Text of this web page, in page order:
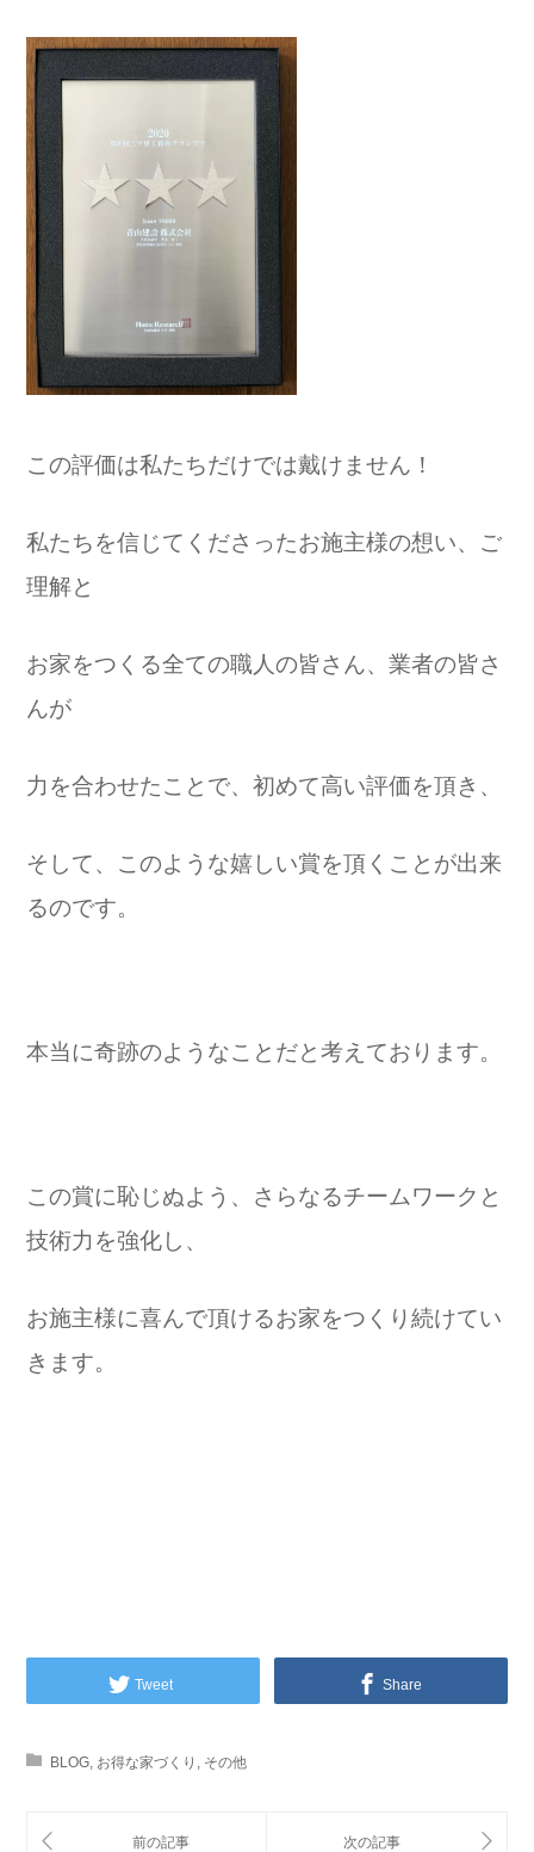
この評価は私たちだけでは戴けません！
私たちを信じてくださったお施主様の想い、ご
理解と
お家をつくる全ての職人の皆さん、業者の皆さ
んが
力を合わせたことで、初めて高い評価を頂き、
そして、このような嬉しい賞を頂くことが出来
るのです。
本当に奇跡のようなことだと考えております。
この賞に恥じぬよう、さらなるチームワークと
技術力を強化し、
お施主様に喜んで頂けるお家をつくり続けてい
きます。
Tweet Share
BLOG お得な家づくり その他